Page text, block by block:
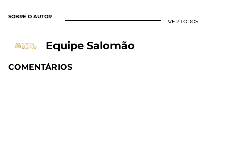
SOBRE O AUTOR
VER TODOS
Equipe Salomão
COMENTÁRIOS